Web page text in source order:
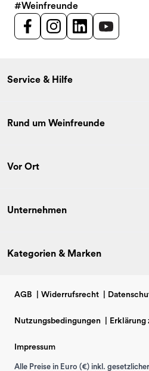
#Weinfreunde
Service & Hilfe
Rund um Weinfreunde
Vor Ort
Unternehmen
Kategorien & Marken
AGB Widerrufsrecht
Nutzungsbedingungen
Impressum
Alle Preise in Euro (€) inkl.